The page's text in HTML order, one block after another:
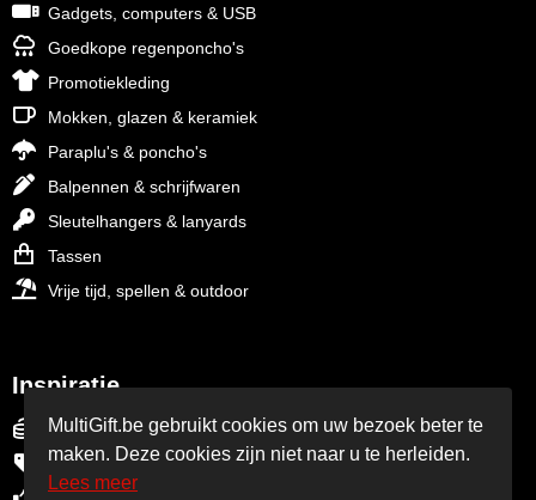
Gadgets, computers & USB
Goedkope regenponcho's
Promotiekleding
Mokken, glazen & keramiek
Paraplu's & poncho's
Balpennen & schrijfwaren
Sleutelhangers & lanyards
Tassen
Vrije tijd, spellen & outdoor
Inspiratie
Final Sale - SOLDES - OP=OP
Relatiegeschenken outlet
MultiGift.be gebruikt cookies om uw bezoek beter te
maken. Deze cookies zijn niet naar u te herleiden.
Lees meer